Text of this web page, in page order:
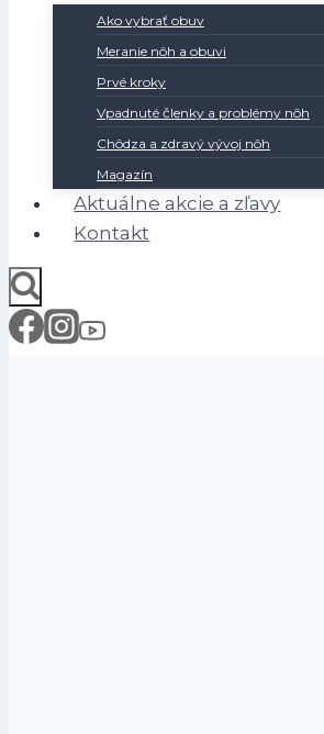
Ako vybrať obuv
Meranie nôh a obuvi
Prvé kroky
Vpadnuté členky a problémy nôh
Chôdza a zdravý vývoj nôh
Magazín
Aktuálne akcie a zľavy
Kontakt